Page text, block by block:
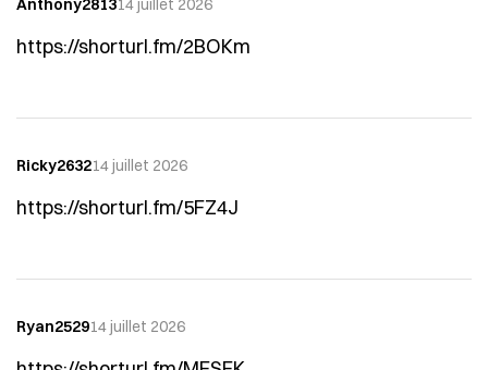
Anthony281314 juillet 2026
https://shorturl.fm/2BOKm
Ricky263214 juillet 2026
https://shorturl.fm/5FZ4J
Ryan252914 juillet 2026